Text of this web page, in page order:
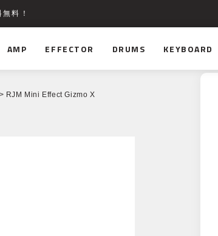
料！
AMP EFFECTOR DRUMS KEYBOARD
> RJM Mini Effect Gizmo X